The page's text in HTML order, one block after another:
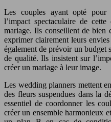
Les couples ayant opté pour
l’impact spectaculaire de
mariage. Ils conseillent de bien
exprimer clairement leurs
également de prévoir un budget
de qualité. Ils insistent sur
créer un mariage à leur image.
Les wedding planners mettent
des fleurs suspendues dans la
essentiel de coordonner les
créer un ensemble harmonieux